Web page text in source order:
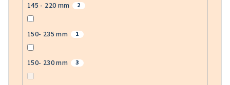
145 - 220 mm 2
150- 235 mm 1
150- 230 mm 3